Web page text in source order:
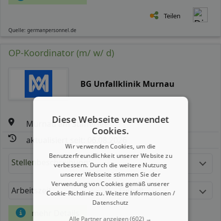
Teilen
Quelle: germanpersonnel.de
OP-Koordinator (m/ w/ d)
BG Unfallklinik Murnau
Murnau am Staffelsee
aktualisiert seit: 06.08.2026
Stellenbeschreibung:
Arbeitszeit Gehalt
mehr Details
Diese Webseite verwendet
Cookies.
Wir verwenden Cookies, um die
Benutzerfreundlichkeit unserer Website zu
verbessern. Durch die weitere Nutzung
unserer Webseite stimmen Sie der
Verwendung von Cookies gemäß unserer
Cookie-Richtlinie zu.Weitere Informationen /
Datenschutz
Alle Partner anzeigen(602) →